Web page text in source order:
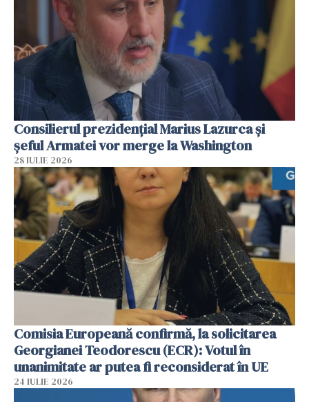
Consilierul prezidenţial Marius Lazurca și
șeful Armatei vor merge la Washington
28 IULIE 2026
Comisia Europeană confirmă, la solicitarea
Georgianei Teodorescu (ECR): Votul în
unanimitate ar putea fi reconsiderat în UE
24 IULIE 2026